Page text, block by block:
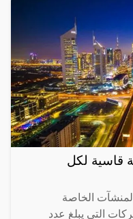
قاسية لكل
الخاصة
التي يبلغ عدد